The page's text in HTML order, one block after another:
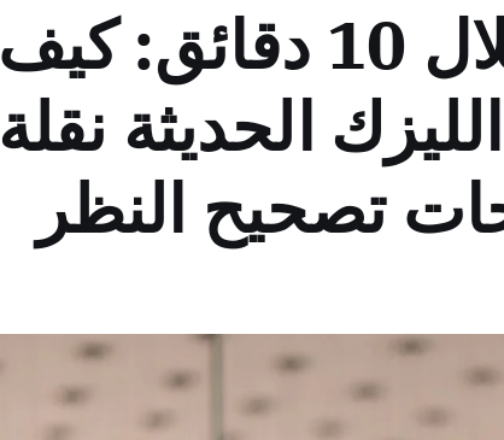
رؤية واضحة خلال 10 دقائق: كيف
الحديثة نقلة
تصحيح النظر